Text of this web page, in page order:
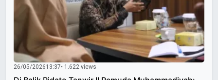
26/05/202613:37• 1.622 views